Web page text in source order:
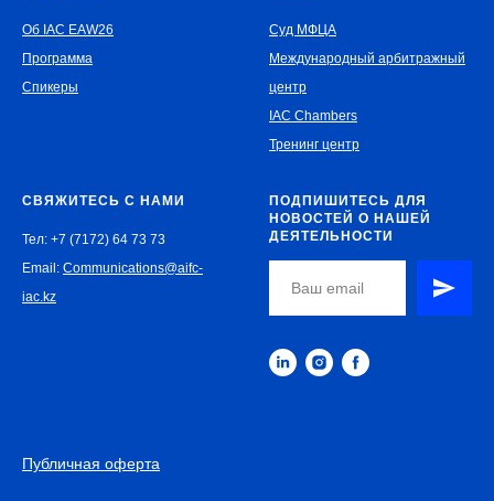
Об IAC EAW26
Программа
Спикеры
Суд МФЦА
Международный арбитражный
центр
IAC Chambers
Тренинг центр
СВЯЖИТЕСЬ С НАМИ
Тел: +7 (7172) 64 73 73
Email: Communications@aifc-
iac.kz
ПОДПИШИТЕСЬ ДЛЯ
НОВОСТЕЙ О НАШЕЙ
ДЕЯТЕЛЬНОСТИ
Публичная оферта